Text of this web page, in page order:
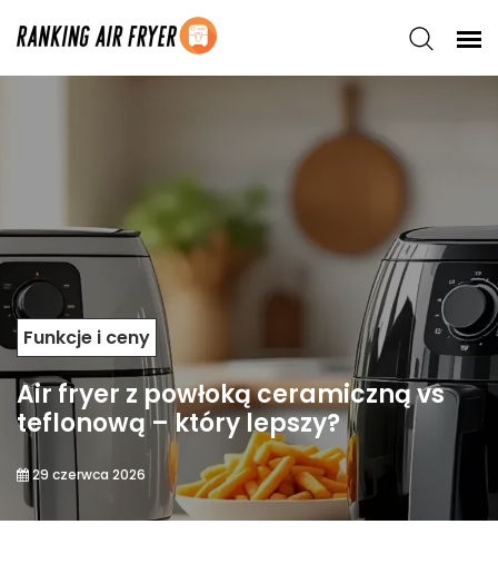
Funkcje i ceny
Air fryer z powłoką ceramiczną vs
teflonową – który lepszy?
29 czerwca 2026